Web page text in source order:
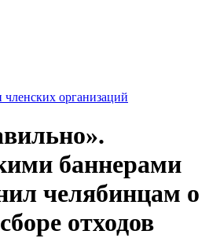
членских организаций
баннерами
челябинцам о
отходов